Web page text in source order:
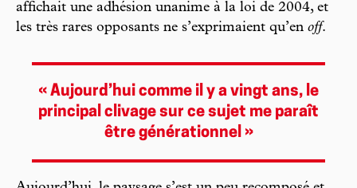
affichait une adhésion unanime à la loi de 2004, et
les très rares opposants ne s’exprimaient qu’en off.
« Aujourd’hui comme il y a vingt ans, le
principal clivage sur ce sujet me paraît
être générationnel »